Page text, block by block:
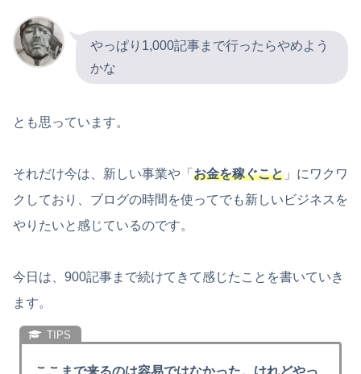
やっぱり1,000記事まで行ったらやめよう
かな
とも思っています。
それだけ今は、新しい事業や「 お金を稼ぐこと 」にワクワ
クしており、ブログの時間を使ってでも新しいビジネスを
やりたいと感じているのです。
今日は、900記事まで続けてきて感じたことを書いていき
ます。
ここまで来るのは容易ではなかった。けれどやっ